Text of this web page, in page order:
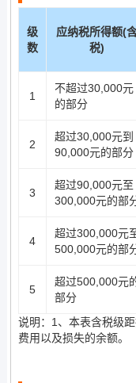
级
数
应纳税所得额(
税)
1
不超过30,000元
的部分
2
超过30,000元到
90,000元的部分
3
超过90,000元至
300,000元的部
4
超过300,000元
500,000元的部
5
超过500,000元
部分
说明：1、本表含税级
费用以及损失的余额。